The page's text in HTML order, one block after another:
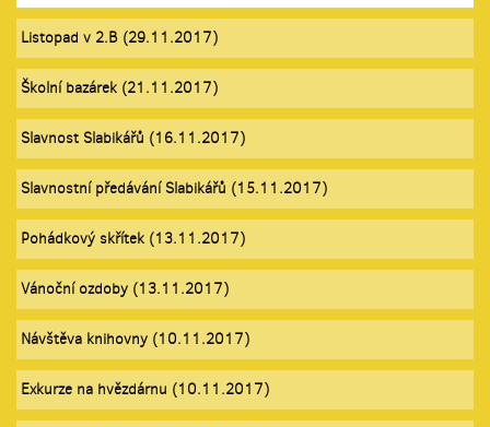
Listopad v 2.B (29.11.2017)
Školní bazárek (21.11.2017)
Slavnost Slabikářů (16.11.2017)
Slavnostní předávání Slabikářů (15.11.2017)
Pohádkový skřítek (13.11.2017)
Vánoční ozdoby (13.11.2017)
Návštěva knihovny (10.11.2017)
Exkurze na hvězdárnu (10.11.2017)